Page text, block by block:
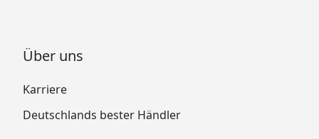
Über uns
Karriere
Deutschlands bester Händler